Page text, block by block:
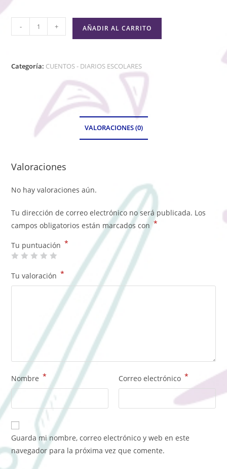
- + AÑADIR AL CARRITO
Categoría: CUENTOS - DIARIOS ESCOLARES
VALORACIONES (0)
Valoraciones
No hay valoraciones aún.
Tu dirección de correo electrónico no será publicada. Los
campos obligatorios están marcados con*
Tu puntuación *
Tu valoración *
Nombre * Correo electrónico *
Guarda mi nombre, correo electrónico y web en este
navegador para la próxima vez que comente.